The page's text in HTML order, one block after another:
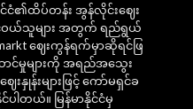
င်ငံ၏ထိပ်တန်း အွန်လိုင်းဈေး
င့်ဝယ်သူများ အတွက် ရည်ရွယ်
ဈေးကွန်ရက်မှာဆိုရင်ဖြ
င်မှုများကို အရည်အသွေး
နှုန်းများဖြင့် ကော်မရှင်ခ
ါတယ်။ မြန်မာနိုင်ငံမှ